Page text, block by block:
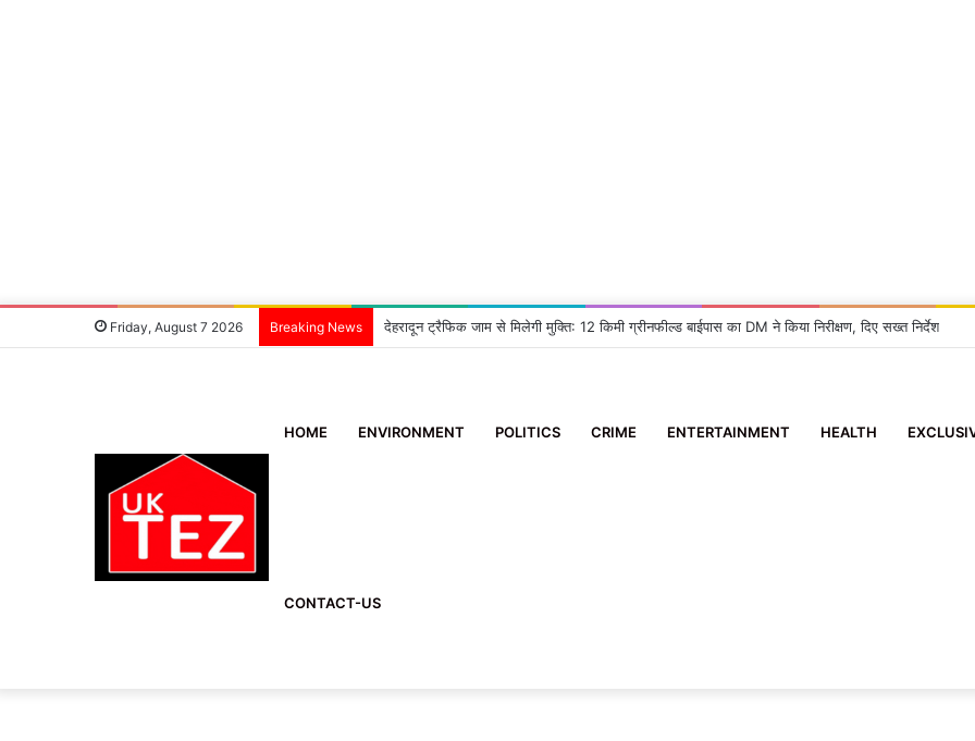
Friday, August 7 2026 Breaking News देहरादून ट्रैफिक जाम से मिलेगी मुक्ति: 12 किमी ग्रीनफील्ड बाईपास का DM ने किया निरीक्षण, दिए सख्त निर्देश
HOME ENVIRONMENT POLITICS CRIME ENTERTAINMENT HEALTH
CONTACT-US